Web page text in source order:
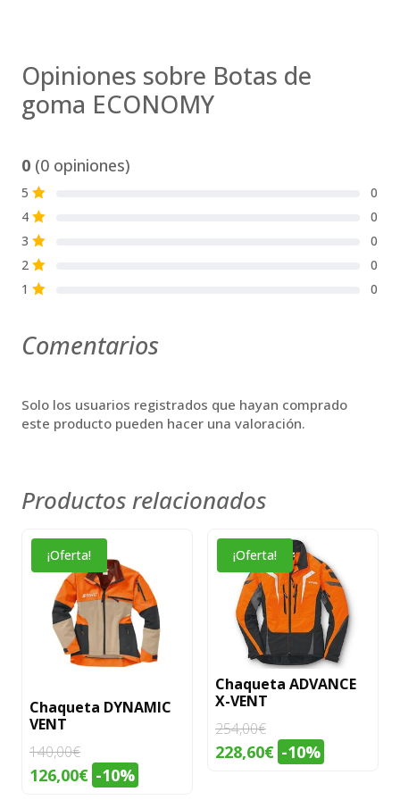
Opiniones sobre Botas de
goma ECONOMY
0 (0 opiniones)
5 S
0
4 S
0
3 S
0
2 S
0
1 S 0
Comentarios
Solo los usuarios registrados que hayan comprado
este producto pueden hacer una valoración.
Productos relacionados
¡Oferta!
Chaqueta DYNAMIC
VENT
140,00€
126,00€ -10%
Este
producto
tiene
múltiples
variantes.
se
pueden
elegir
en
¡Oferta!
Chaqueta ADVANCE
X-VENT
254,00€
228,60€ -10%
Este
producto
tiene
múltiples
variantes.
opciones
se
pueden
elegir